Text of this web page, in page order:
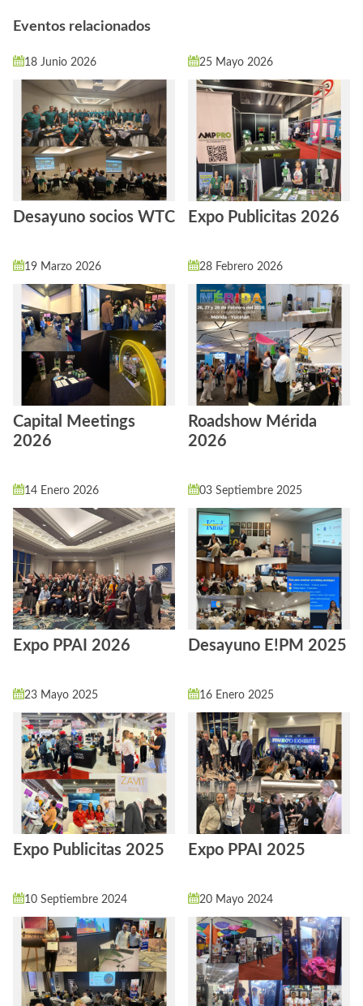
Eventos relacionados
18 Junio 2026
Desayuno socios WTC
25 Mayo 2026
Expo Publicitas 2026
19 Marzo 2026
Capital Meetings
2026
28 Febrero 2026
Roadshow Mérida
2026
14 Enero 2026
Expo PPAI 2026
03 Septiembre 2025
Desayuno E!PM 2025
23 Mayo 2025
Expo Publicitas 2025
16 Enero 2025
Expo PPAI 2025
10 Septiembre 2024 20 Mayo 2024